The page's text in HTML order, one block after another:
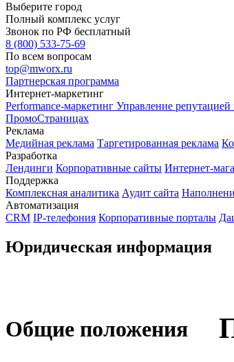
Выберите город
Полный комплекс услуг
Звонок по РФ бесплатный
8 (800) 533-75-69
По всем вопросам
top@mworx.ru
Партнерская программа
Интернет-маркетинг
Performance-маркетинг Управление
ПромоСтраницах
Реклама
Медийная реклама Таргетированная реклама
Разработка
Лендинги Корпоративные сайты Интернет-
Поддержка
Комплексная аналитика Аудит сайта
Автоматизация
CRM IP-телефония Корпоративные порталы
Юридическая информация
Общие положения